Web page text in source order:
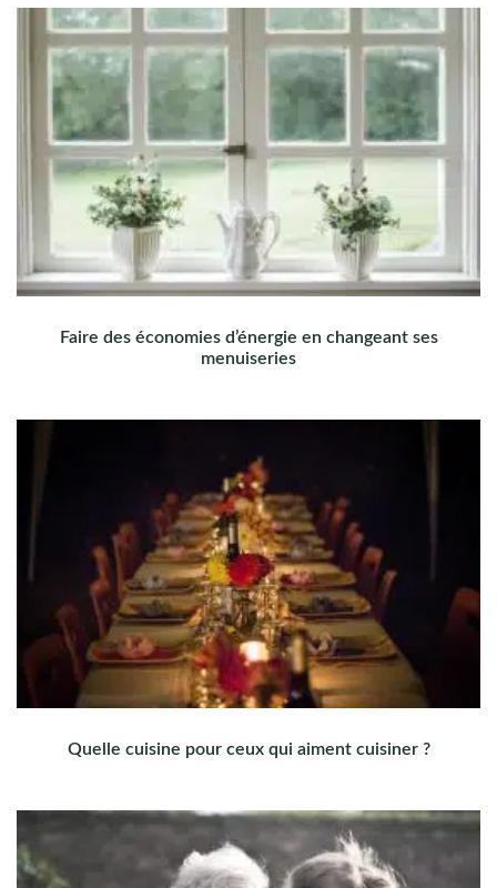
Faire des économies d’énergie en changeant ses
menuiseries
Quelle cuisine pour ceux qui aiment cuisiner ?